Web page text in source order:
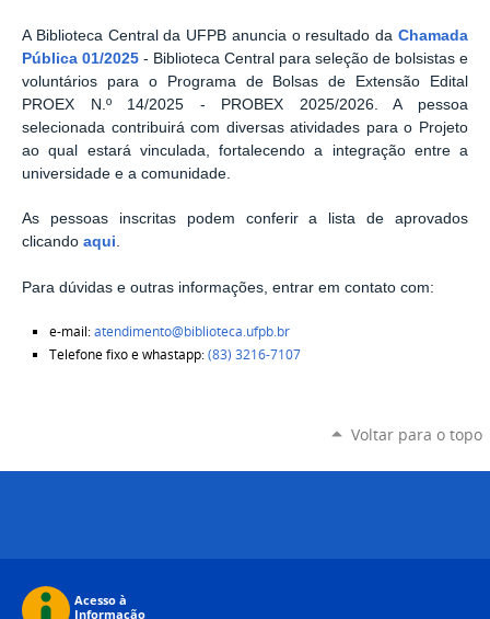
A Biblioteca Central da UFPB anuncia o resultado da Chamada
Pública 01/2025 - Biblioteca Central para seleção de bolsistas e
voluntários para o Programa de Bolsas de Extensão Edital
PROEX N.º 14/2025 - PROBEX 2025/2026. A pessoa
selecionada contribuirá com diversas atividades para o Projeto
ao qual estará vinculada, fortalecendo a integração entre a
universidade e a comunidade.
As pessoas inscritas podem conferir a lista de aprovados
clicando aqui.
Para dúvidas e outras informações, entrar em contato com:
e-mail:atendimento@biblioteca.ufpb.br
Telefone fixo e whastapp:(83) 3216-7107
Voltar para o topo